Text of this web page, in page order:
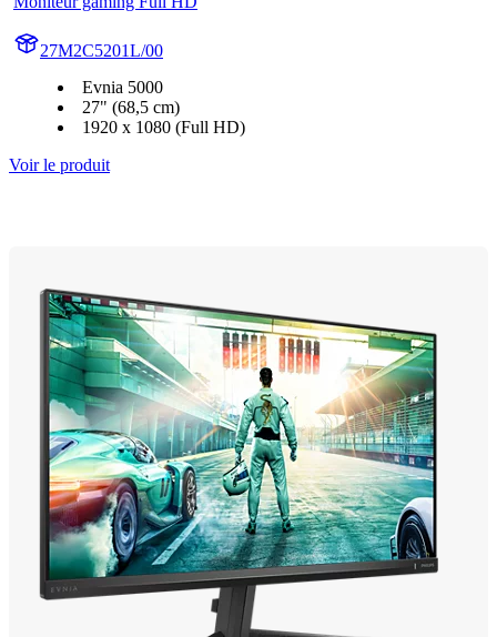
27M2C5201L/00
Evnia 5000
27" (68,5 cm)
1920 x 1080 (Full HD)
Voir le produit